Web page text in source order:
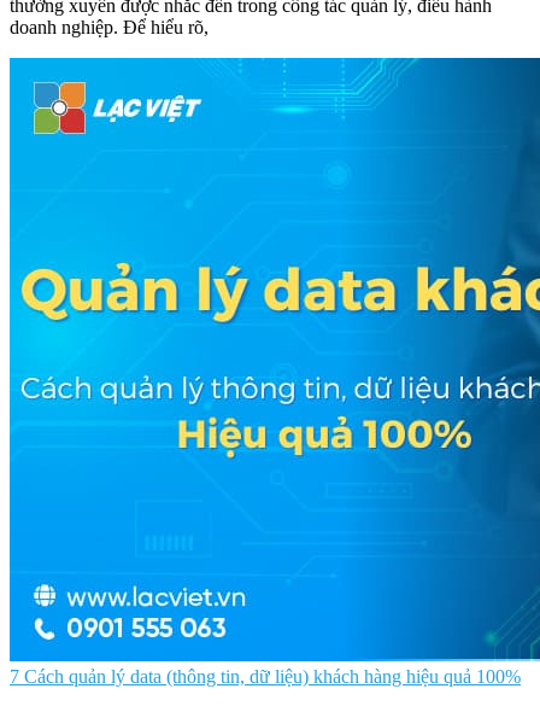
thường xuyên được nhắc đến trong công tác quản lý, điều hành
doanh nghiệp. Để hiểu rõ,
7 Cách quản lý data (thông tin, dữ liệu) khách hàng hiệu quả 100%